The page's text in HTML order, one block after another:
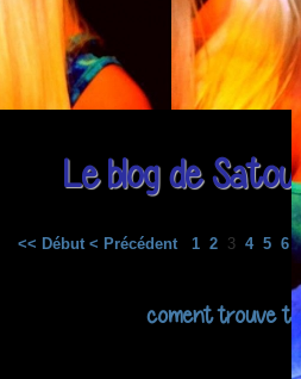
Le blog de
<< Début < Précédent 1 2 3 4 5 6
coment trouve tu